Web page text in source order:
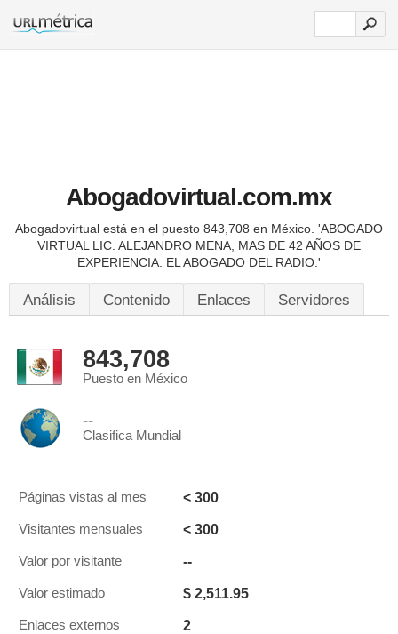
Abogadovirtual.com.mx
Abogadovirtual está en el puesto 843,708 en México. 'ABOGADO
VIRTUAL LIC. ALEJANDRO MENA, MAS DE 42 AÑOS DE
EXPERIENCIA. EL ABOGADO DEL RADIO.'
Análisis Contenido Enlaces Servidores
843,708
Puesto en México
--
Clasifica Mundial
Páginas vistas al mes < 300
Visitantes mensuales < 300
Valor por visitante --
Valor estimado $ 2,511.95
Enlaces externos 2